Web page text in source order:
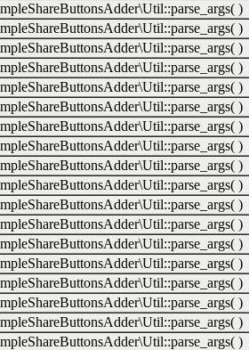
)
)
)
)
)
)
)
)
)
)
)
)
)
)
)
)
)
)